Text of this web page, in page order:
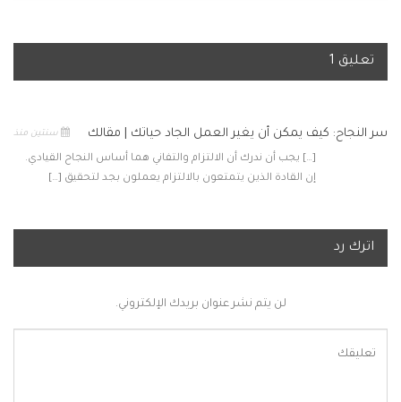
تعليق 1
سر النجاح: كيف يمكن أن يغير العمل الجاد حياتك | مقالك سنتين منذ
[…] يجب أن ندرك أن الالتزام والتفاني هما أساس النجاح القيادي.
إن القادة الذين يتمتعون بالالتزام يعملون بجد لتحقيق […]
اترك رد
لن يتم نشر عنوان بريدك الإلكتروني.